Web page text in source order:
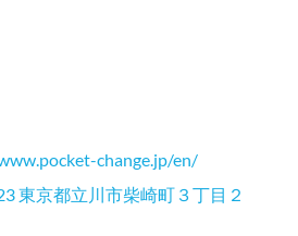
change.jp/en/
東京都立川市柴崎町３丁目２